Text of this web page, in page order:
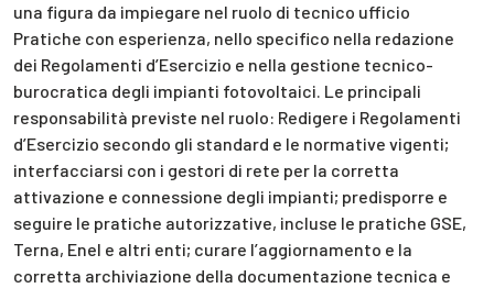
una figura da impiegare nel ruolo di tecnico ufficio
Pratiche con esperienza, nello specifico nella redazione
dei Regolamenti d’Esercizio e nella gestione tecnico-
burocratica degli impianti fotovoltaici. Le principali
responsabilità previste nel ruolo: Redigere i Regolamenti
d’Esercizio secondo gli standard e le normative vigenti;
interfacciarsi con i gestori di rete per la corretta
attivazione e connessione degli impianti; predisporre e
seguire le pratiche autorizzative, incluse le pratiche GSE,
Terna, Enel e altri enti; curare l’aggiornamento e la
corretta archiviazione della documentazione tecnica e